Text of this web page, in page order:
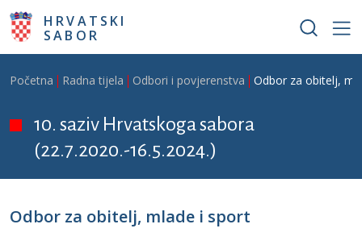
Skoči na glavni sadržaj
HRVATSKI
SABOR
Breadcrumb
Početna Radna tijela Odbori i povjerenstva Odbor za obitelj,
10. saziv Hrvatskoga sabora
(22.7.2020.-16.5.2024.)
Odbor za obitelj, mlade i sport